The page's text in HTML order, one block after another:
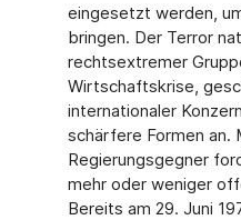
eingesetzt werden,
bringen. Der Terror
rechtsextremer
Wirtschaftskrise,
internationaler
schärfere Formen an.
Regierungsgegner
mehr oder weniger
Bereits am 29. Juni